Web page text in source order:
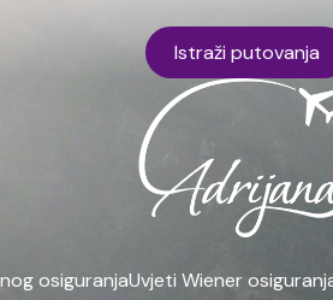
Istraži putovanja
osiguranjaUvjeti Wiener